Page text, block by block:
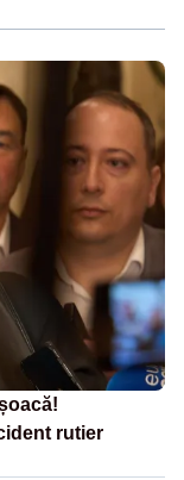
rutier